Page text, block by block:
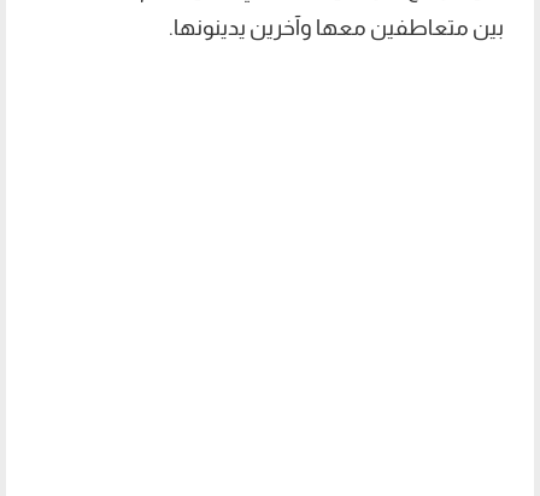
بين متعاطفين معها وآخرين يدينونها.